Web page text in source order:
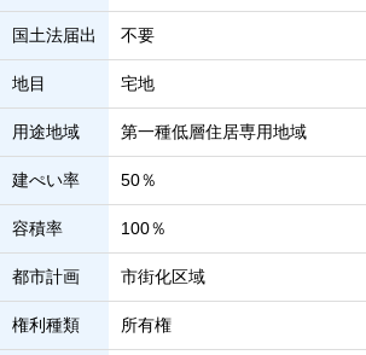
国土法届出 不要
地目 宅地
用途地域 第一種低層住居専用地域
建ぺい率 50％
容積率 100％
都市計画 市街化区域
権利種類 所有権